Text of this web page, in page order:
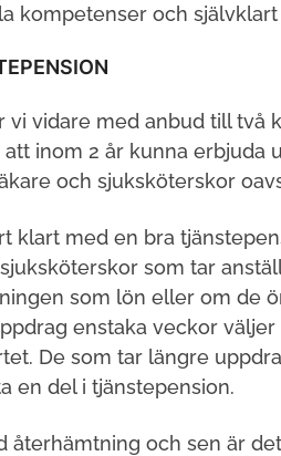
kompetenser och
vi vidare med anbud till två
inom 2 år kunna erbjuda
och sjuksköterskor
klart med en bra
som tar
som lön eller om de
enstaka veckor
De som tar längre
en del i tjänstepension.
återhämtning och sen är